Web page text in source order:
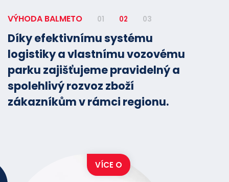
VÝHODA BALMETO 01 02 03
Díky efektivnímu systému
logistiky a vlastnímu vozovému
parku zajišťujeme pravidelný a
spolehlivý rozvoz zboží
zákazníkům v rámci regionu.
VÍCE O